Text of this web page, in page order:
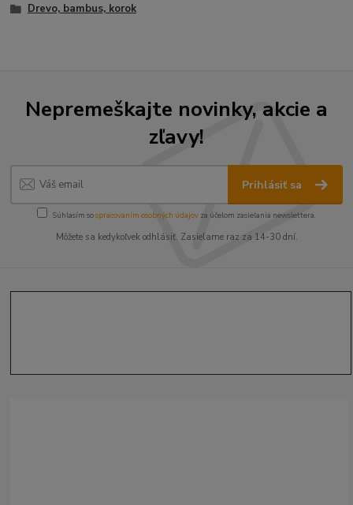
Drevo, bambus, korok
Nepremeškajte novinky, akcie a
zľavy!
Prihlásiť sa
Súhlasím sospracovaním osobných údajov za účelom zasielania newslettera.
Môžete sa kedykoľvek odhlásiť. Zasielame raz za 14-30 dní.